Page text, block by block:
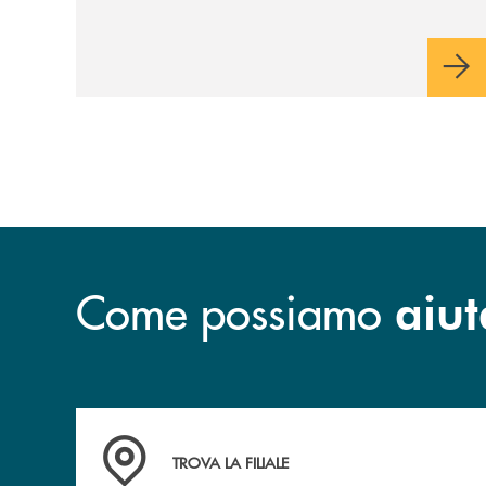
Come possiamo
Accedi all' elenco completo delle filiali .
TROVA LA FILIALE